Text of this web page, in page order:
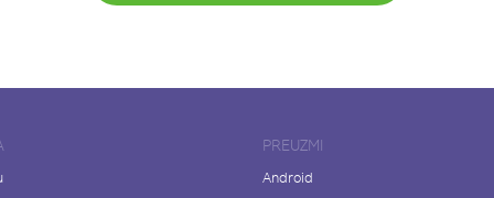
PREUZMI
Android